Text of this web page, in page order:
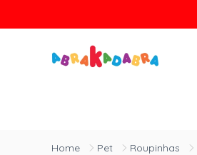
Pet Roupinhas